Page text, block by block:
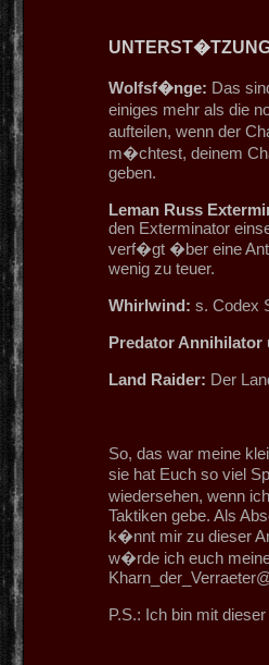
Wolfsf�nge: Das
einiges mehr als die
aufteilen, wenn der
m�chtest, deinem
geben.
Leman Russ
den Exterminator
verf�gt �ber eine
wenig zu teuer.
Whirlwind: s. Codex
Predator Annihilator
Land Raider: Der
So, das war meine
sie hat Euch so viel
wiedersehen, wenn
Taktiken gebe. Als
k�nnt mir zu dieser
w�rde ich euch
P.S.: Ich bin mit